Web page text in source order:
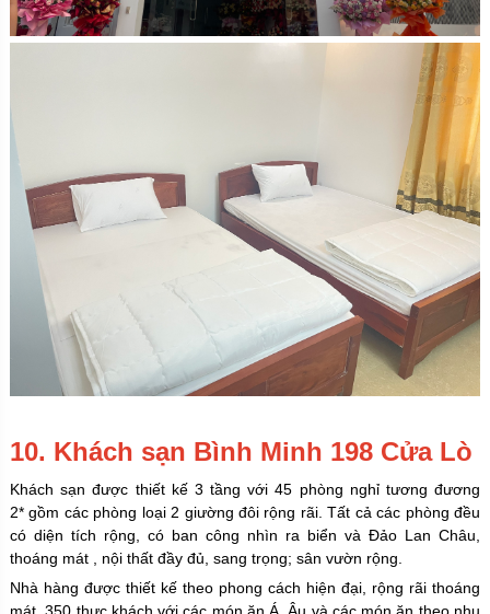
10. Khách sạn Bình Minh 198 Cửa Lò
Khách sạn được thiết kế 3 tầng với 45 phòng nghỉ tương đương
2* gồm các phòng loại 2 giường đôi rộng rãi. Tất cả các phòng đều
có diện tích rộng, có ban công nhìn ra biển và Đảo Lan Châu,
thoáng mát , nội thất đầy đủ, sang trọng; sân vườn rộng.
Nhà hàng được thiết kế theo phong cách hiện đại, rộng rãi thoáng
mát, 350 thực khách với các món ăn Á, Âu và các món ăn theo nhu